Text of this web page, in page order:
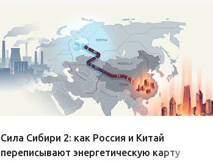
Сила Сибири 2: как Россия и Китай
переписывают энергетическую карту